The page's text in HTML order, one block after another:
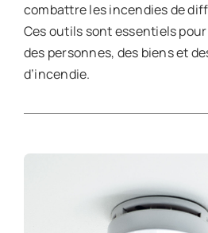
combattre les incendies de
Ces outils sont essentiels
des personnes, des biens et
d’incendie.